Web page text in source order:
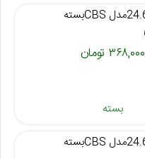
سوزن منگنه 24.6مدل CBSبسته
۳۶۸,۰۰۰ تومان
بسته
سوزن منگنه 24.6مدل CBSبسته